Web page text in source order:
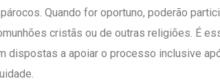
Quando for oportuno, poderão
cristãs ou de outras religiões. É
dispostas a apoiar o processo inclusive